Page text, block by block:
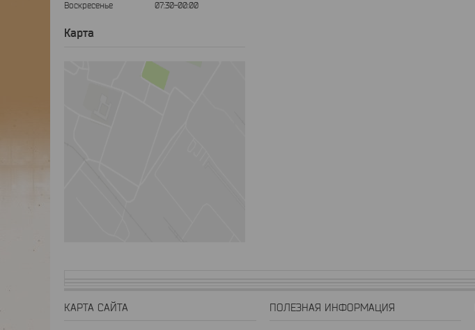
Воскресенье
07:30-00:00
Карта
КАРТА САЙТА ПОЛЕЗНАЯ ИНФОРМАЦИЯ